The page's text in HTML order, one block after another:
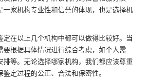
一家机构专业性和信誉的体现，也是选择机
定在以上几个机构中都可以做得比较好。当
要根据具体情况进行综合考虑，如个人需
排等。无论选择哪家机构，我们都应该尊重
定过程的公正、合法和保密性。